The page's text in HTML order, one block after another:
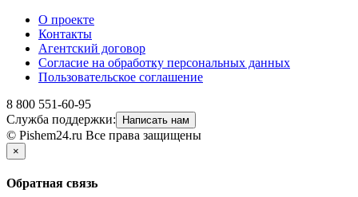
О проекте
Контакты
Агентский договор
Согласие на обработку персональных данных
Пользовательское соглашение
8 800 551-60-95
Служба поддержки:
Написать нам
© Pishem24.ru Все права защищены
×
Обратная связь